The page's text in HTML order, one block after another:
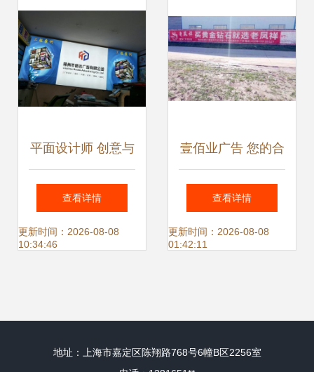
平面设计师 创意与
价值的传递者
查看详情
更新时间：2026-08-08
10:34:46
壹佰业广告 您的合
肥广告设计、制作
与发布一体化解决
查看详情
更新时间：2026-08-08
01:42:11
地址：上海市嘉定区陈翔路768号6幢B区2256室